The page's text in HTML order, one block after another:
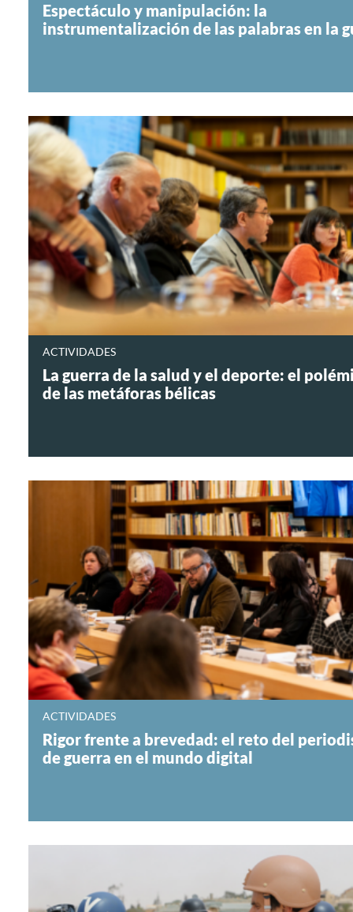
Espectáculo y manipulación: la
instrumentalización de las palabras en la
ACTIVIDADES
La guerra de la salud y el deporte: el
de las metáforas bélicas
ACTIVIDADES
Rigor frente a brevedad: el reto del
de guerra en el mundo digital